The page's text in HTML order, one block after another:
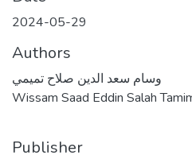
2024-05-29
Authors
وسام سعد الدين صلاح تميمي
Wissam Saad Eddin Salah
Publisher